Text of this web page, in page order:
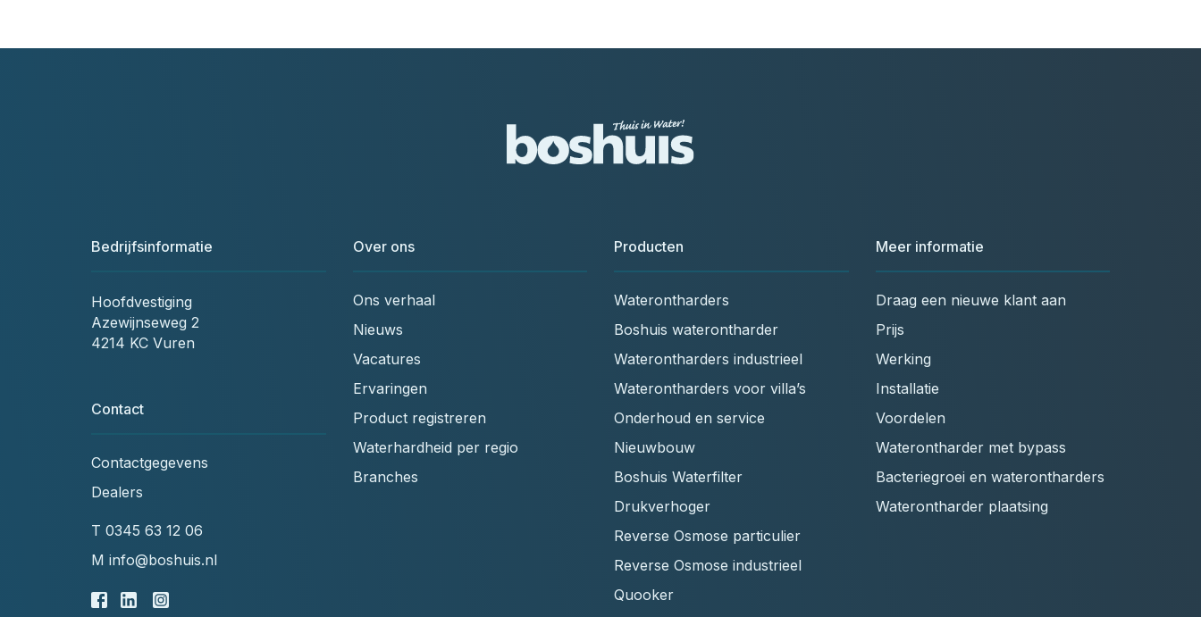
Bedrijfsinformatie
Hoofdvestiging
Azewijnseweg 2
4214 KC Vuren
Contact
Contactgegevens
Dealers
T 0345 63 12 06
M info@boshuis.nl
Over ons
Ons verhaal
Nieuws
Vacatures
Ervaringen
Product registreren
Waterhardheid per regio
Branches
Producten
Waterontharders
Boshuis waterontharder
Waterontharders industrieel
Waterontharders voor villa’s
Onderhoud en service
Nieuwbouw
Boshuis Waterfilter
Drukverhoger
Reverse Osmose particulier
Reverse Osmose industrieel
Quooker
Meer informatie
Draag een nieuwe klant aan
Prijs
Werking
Installatie
Voordelen
Waterontharder met bypass
Bacteriegroei en waterontharders
Waterontharder plaatsing